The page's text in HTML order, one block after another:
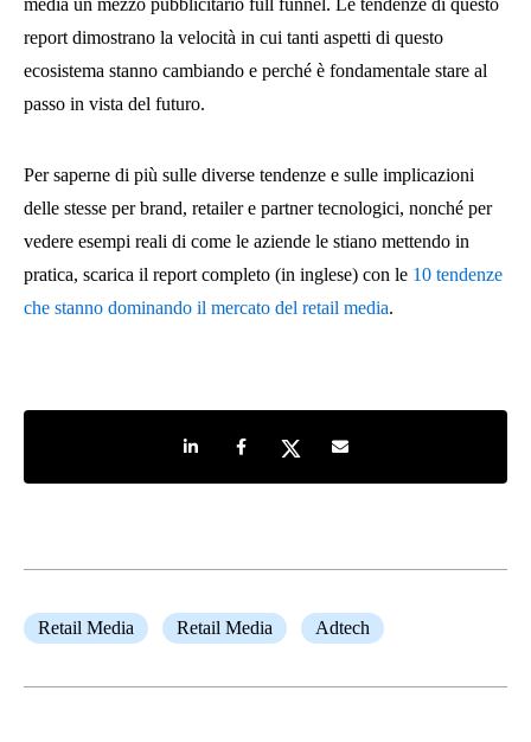
media un mezzo pubblicitario full funnel. Le tendenze di questo
report dimostrano la velocità in cui tanti aspetti di questo
ecosistema stanno cambiando e perché è fondamentale stare al
passo in vista del futuro.
Per saperne di più sulle diverse tendenze e sulle implicazioni
delle stesse per brand, retailer e partner tecnologici, nonché per
vedere esempi reali di come le aziende le stiano mettendo in
pratica, scarica il report completo (in inglese) con le 10 tendenze
che stanno dominando il mercato del retail media.
Share on LinkedIn
Share on Facebook
Share on TwitterShare by e-mail
Retail Media Retail Media Adtech